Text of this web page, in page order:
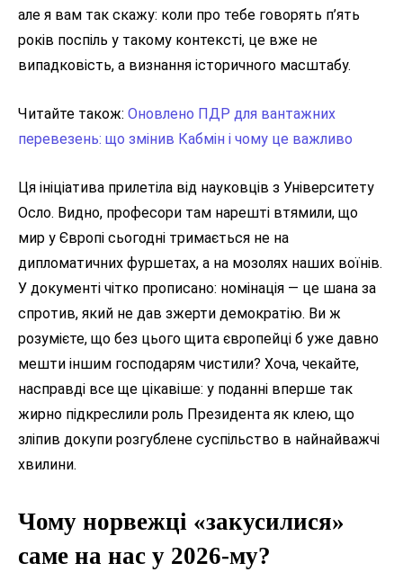
але я вам так скажу: коли про тебе говорять п’ять
років поспіль у такому контексті, це вже не
випадковість, а визнання історичного масштабу.
Читайте також: Оновлено ПДР для вантажних
перевезень: що змінив Кабмін і чому це важливо
Ця ініціатива прилетіла від науковців з Університету
Осло. Видно, професори там нарешті втямили, що
мир у Європі сьогодні тримається не на
дипломатичних фуршетах, а на мозолях наших воїнів.
У документі чітко прописано: номінація — це шана за
спротив, який не дав зжерти демократію. Ви ж
розумієте, що без цього щита європейці б уже давно
мешти іншим господарям чистили? Хоча, чекайте,
насправді все ще цікавіше: у поданні вперше так
жирно підкреслили роль Президента як клею, що
зліпив докупи розгублене суспільство в найнайважчі
хвилини.
Чому норвежці «закусилися»
саме на нас у 2026-му?